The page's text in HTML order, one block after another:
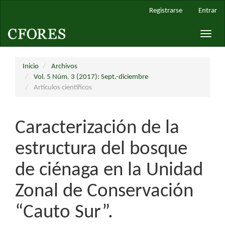
principal
Barra
Registrarse Entrar
Toggle
Inicio
Archivos
Vol. 5 Núm. 3 (2017): Sept.-diciembre
Artículos científicos
Caracterización de la
estructura del bosque
de ciénaga en la Unidad
Zonal de Conservación
“Cauto Sur”.